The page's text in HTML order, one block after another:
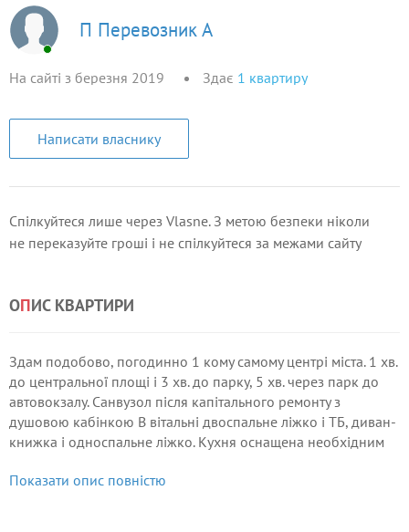
П Перевозник А
На сайті з березня 2019 Здає 1 квартиру
Написати власнику
Спілкуйтеся лише через Vlasne. З метою безпеки ніколи
не переказуйте гроші і не спілкуйтеся за межами сайту
ОПИС КВАРТИРИ
Здам подобово, погодинно 1 кому самому центрі міста. 1 хв.
до центральної площі і 3 хв. до парку, 5 хв. через парк до
автовокзалу. Санвузол після капітального ремонту з
душовою кабінкою В вітальні двоспальне ліжко і ТБ, диван-
книжка і односпальне ліжко. Кухня оснащена необхідним
обідньої зонойв вигляді м'якого кухонного куточка.
Показати опис повністю